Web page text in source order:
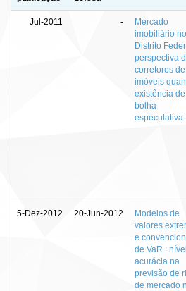
Jul-2011 -
Mercado
imobiliário no
Distrito
perspectiva
corretores de
imóveis
existência de
bolha
especulativa
5-Dez-2012 20-Jun-2012
Modelos de
valores
e
de VaR :
acurácia na
previsão de
de mercado